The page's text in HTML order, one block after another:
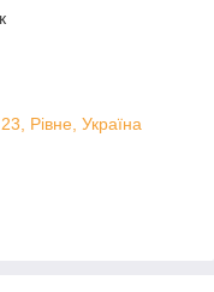
Рівне, Україна